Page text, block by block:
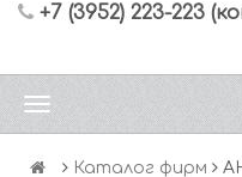
+7 (3952) 223-223
Каталог фирм